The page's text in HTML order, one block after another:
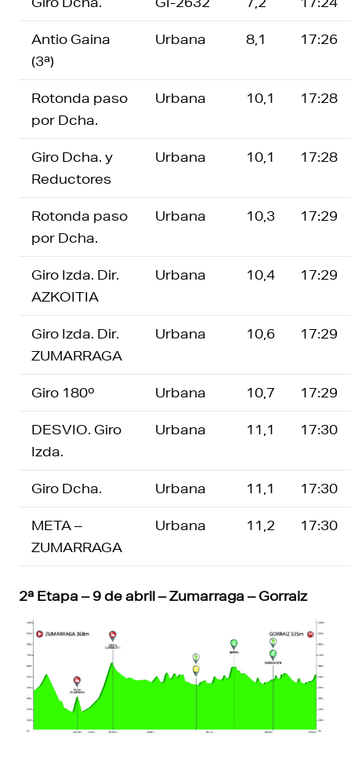
Antio Gaina
(3ª)
Urbana 8,1 17:26
Rotonda paso
por Dcha.
Urbana 10,1 17:28
Giro Dcha. y
Reductores
Urbana 10,1 17:28
Rotonda paso
por Dcha.
Urbana 10,3 17:29
Giro Izda. Dir.
AZKOITIA
Urbana 10,4 17:29
Giro Izda. Dir.
ZUMARRAGA
Urbana 10,6 17:29
Giro 180º Urbana 10,7 17:29
DESVIO. Giro
Izda.
Urbana 11,1 17:30
Giro Dcha. Urbana 11,1 17:30
META –
ZUMARRAGA
Urbana 11,2 17:30
2ª Etapa – 9 de abril – Zumarraga – Gorraiz